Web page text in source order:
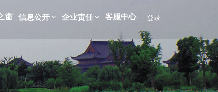
登录
窗 信息公开 企业责任 客服中心